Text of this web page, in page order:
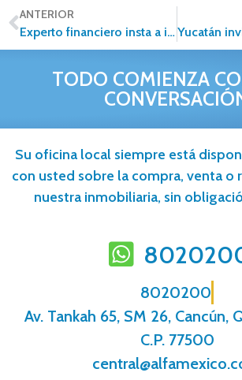
ANTERIOR
Experto financiero insta a invertir en bienes raíces
TODO COMIENZA
Su oficina local siempre está
con usted sobre la compra, venta o
nuestra inmobiliaria, sin
8020200
Av. Tankah 65, SM 26, Cancún,
C.P. 77500